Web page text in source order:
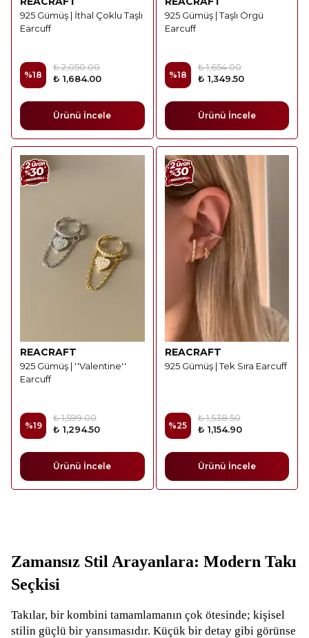
925 Gümüş | İthal Çoklu Taşlı
Earcuff
%18
₺ 2,050.00
₺ 1,684.00
Ürünü İncele
925 Gümüş | Taşlı Örgü
Earcuff
%18
₺ 1,654.00
₺ 1,349.50
Ürünü İncele
REACRAFT
925 Gümüş | ''Valentine''
Earcuff
%19
₺ 1,599.00
₺ 1,294.50
Ürünü İncele
REACRAFT
925 Gümüş | Tek Sıra Earcuff
%25
₺ 1,538.50
₺ 1,154.90
Ürünü İncele
Zamansız Stil Arayanlara: Modern Takı
Seçkisi
Takılar, bir kombini tamamlamanın çok ötesinde; kişisel
stilin güçlü bir yansımasıdır. Küçük bir detay gibi görünse